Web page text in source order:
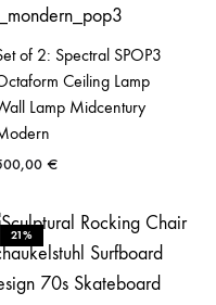
of 2: Spectral SPOP3
Ceiling Lamp
Lamp Midcentury
€
21%